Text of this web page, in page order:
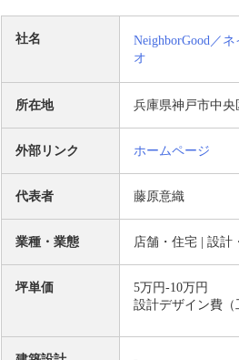
社名
NeighborGood／
オ
所在地 兵庫県神戸市中央
外部リンク ホームページ
代表者 藤原意織
業種・業態 店舗・住宅 | 設計
坪単価
5万円-10万円
設計デザイン費（